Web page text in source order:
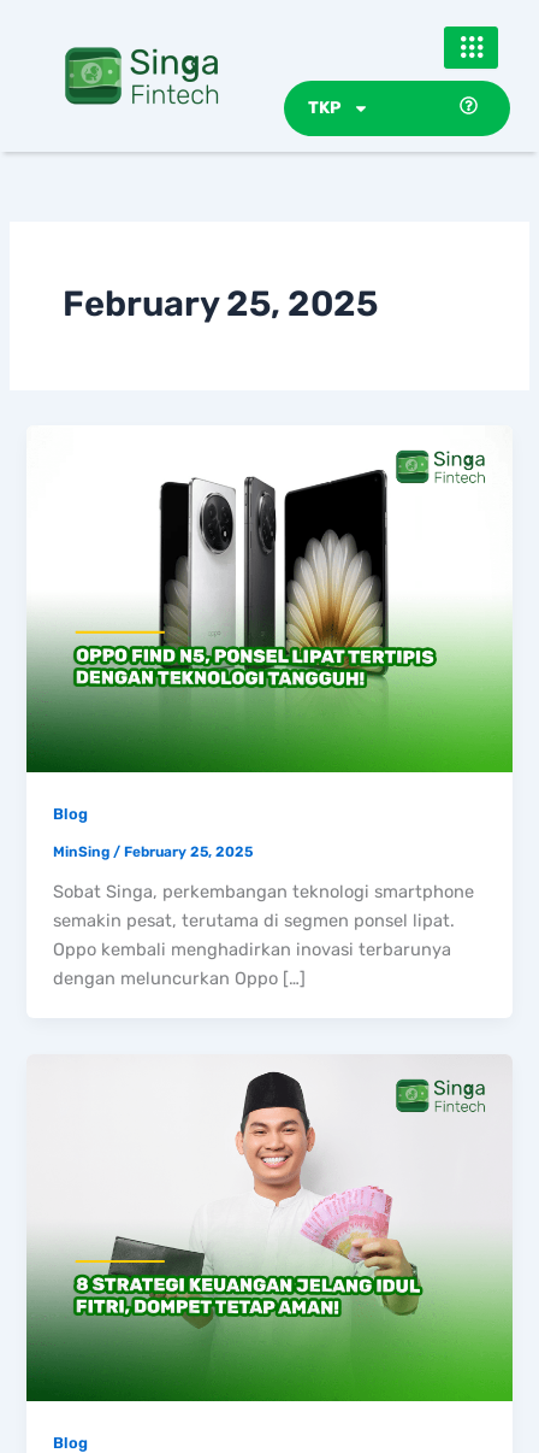
TKP
February 25, 2025
Blog
MinSing /February 25, 2025
Sobat Singa, perkembangan teknologi smartphone
semakin pesat, terutama di segmen ponsel lipat.
Oppo kembali menghadirkan inovasi terbarunya
dengan meluncurkan Oppo […]
Blog